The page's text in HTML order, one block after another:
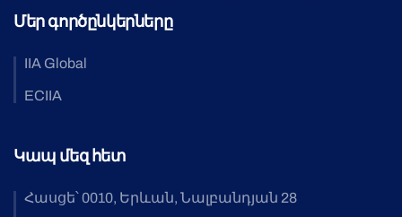
Մեր գործընկերները
IIA Global
ECIIA
Կապ մեզ հետ
Հասցե՝ 0010, Երևան, Նալբանդյան 28